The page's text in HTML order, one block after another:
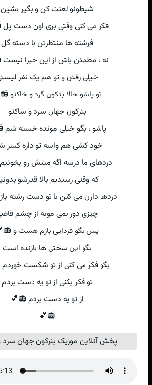
شیطونو لعنت کن و بگیر بشین
فکر می کنی وقتی بری اون دست پل
فرشته ها منتظرتن با دسته گل
نه ، مطمئن باش از این خبرا نیست
خیلی رفتن و تو هم یک نفر
تو پاشو حالا بتکون گرد و خاکتو
بترکون جهان سرد و ساکتو
پاشو ، بگو خیلی مونده خسته شم
خود کشی هم واسه تو داره کسر
دردهای ما درسه اگه متنش رو
که وقتی رسیدیم بالا قدرشو
دردها دارن می کنن با تو دست رشته
چیزی دور نمی مونه از چشم
پس بگو فردایی بازم هست و
بگو این سختی ها بازنده است
بگو فکر می کنی از تو شکست
تو فکر بکنی از تو یه دست بردم
از تو یه دست بردم 📻💕
📻💕
پخش آنلاین موزیک بترکون جهان سرد